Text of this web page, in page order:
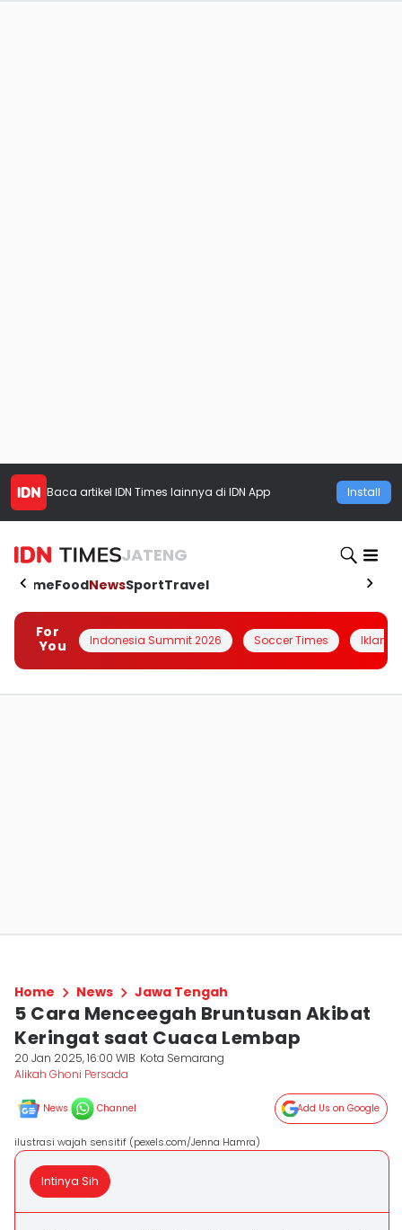
Baca artikel IDN Times lainnya di IDN App Install
JATENG
HomeFoodNewsSportTravel
For
You
Indonesia Summit 2026 Soccer Times Iklanin
Home News Jawa Tengah
5 Cara Menceegah Bruntusan Akibat
Keringat saat Cuaca Lembap
20 Jan 2025, 16:00 WIB Kota Semarang
Alikah Ghoni Persada
News Channel Add Us on Google
ilustrasi wajah sensitif (pexels.com/Jenna Hamra)
Intinya Sih